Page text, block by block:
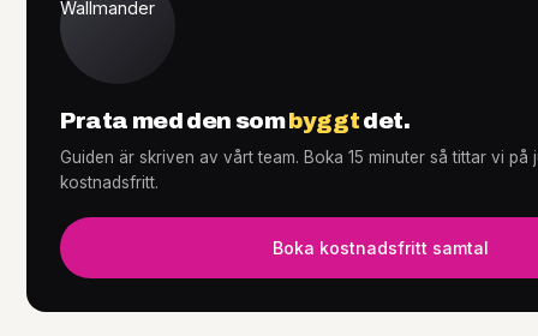
Knowledge Hub
Prata med den sombyggtdet.
Guiden är skriven av vårt team. Boka 15 minuter så tittar vi
kostnadsfritt.
Boka kostnadsfritt samtal